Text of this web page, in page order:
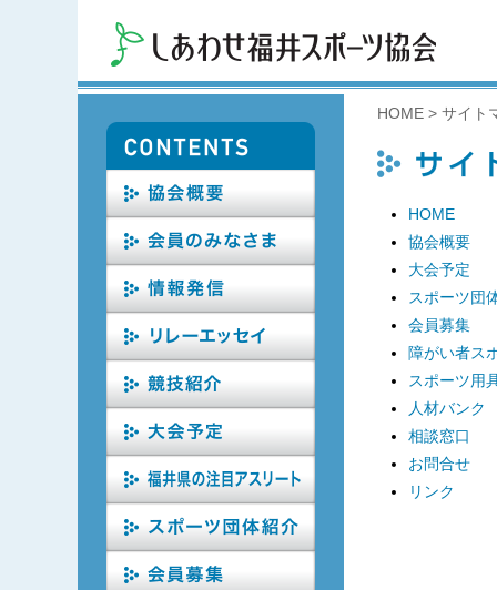
HOME > サイト
HOME
協会概要
大会予定
スポーツ団
会員募集
障がい者ス
スポーツ用
人材バンク
相談窓口
お問合せ
リンク